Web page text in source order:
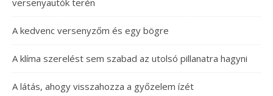
versenyautók terén
A kedvenc versenyzőm és egy bögre
A klíma szerelést sem szabad az utolsó pillanatra hagyni
A látás, ahogy visszahozza a győzelem ízét